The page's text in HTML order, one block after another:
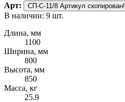
Арт: СП-С-11/8 Артикул скопирован!
В наличии: 9 шт.
Длина, мм
1100
Ширина, мм
800
Высота, мм
850
Масса, кг
25.9